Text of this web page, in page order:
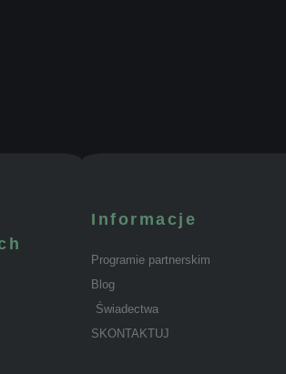
Informacje
Programie partnerskim
Blog
Świadectwa
SKONTAKTUJ